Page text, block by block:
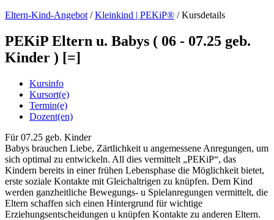
Eltern-Kind-Angebot /Kleinkind | PEKiP® /Kursdetails
PEKiP Eltern u. Babys ( 06 - 07.25 geb.
Kinder ) [=]
Kursinfo
Kursort(e)
Termin(e)
Dozent(en)
Für 07.25 geb. Kinder
Babys brauchen Liebe, Zärtlichkeit u angemessene Anregungen, um
sich optimal zu entwickeln. All dies vermittelt „PEKiP“, das
Kindern bereits in einer frühen Lebensphase die Möglichkeit bietet,
erste soziale Kontakte mit Gleichaltrigen zu knüpfen. Dem Kind
werden ganzheitliche Bewegungs- u Spielanregungen vermittelt, die
Eltern schaffen sich einen Hintergrund für wichtige
Erziehungsentscheidungen u knüpfen Kontakte zu anderen Eltern.